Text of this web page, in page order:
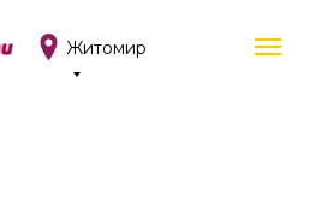
Житомир